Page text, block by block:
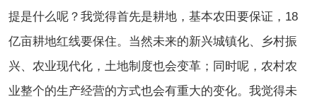
提是什么呢？我觉得首先是耕地，基本农田要保证，18
亿亩耕地红线要保住。当然未来的新兴城镇化、乡村振
兴、农业现代化，土地制度也会变革；同时呢，农村农
业整个的生产经营的方式也会有重大的变化。我觉得未